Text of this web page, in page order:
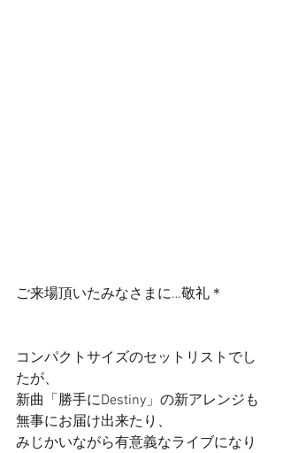
ご来場頂いたみなさまに…敬礼＊
コンパクトサイズのセットリストでし
たが、
新曲「勝手にDestiny」の新アレンジも
無事にお届け出来たり、
みじかいながら有意義なライブになり